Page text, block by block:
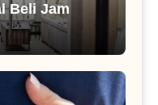
Beli Jam